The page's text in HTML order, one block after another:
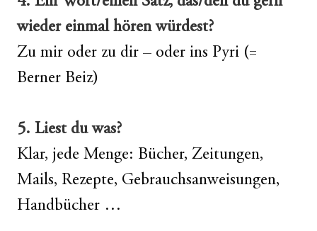
wieder einmal hören würdest?
Zu mir oder zu dir – oder ins Pyri (=
Berner Beiz)
5. Liest du was?
Klar, jede Menge: Bücher, Zeitungen,
Mails, Rezepte, Gebrauchsanweisungen,
Handbücher …